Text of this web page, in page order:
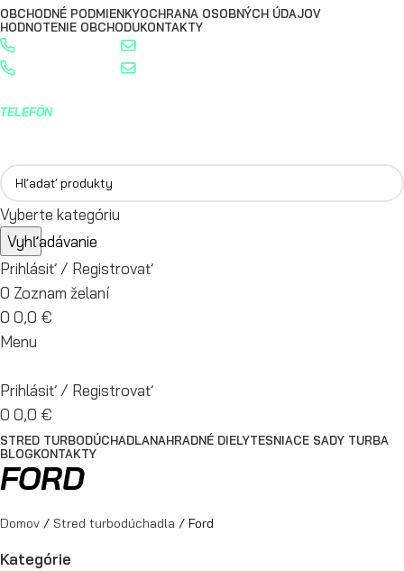
OBCHODNÉ PODMIENKYOCHRANA OSOBNÝCH ÚDAJOV
HODNOTENIE OBCHODUKONTAKTY
0904 400 399
0904 400 399
TELEFÓN
Vyberte kategóriu
Vyhľadávanie
Prihlásiť / Registrovať
0 Zoznam želaní
0 0,0 €
Menu
Prihlásiť / Registrovať
0 0,0 €
STRED TURBODÚCHADLANAHRADNÉ DIELYTESNIACE SADY TURBA
BLOGKONTAKTY
FORD
Domov Stred turbodúchadla Ford
Kategórie